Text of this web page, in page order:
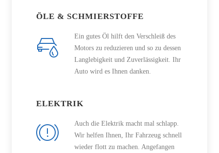
ÖLE & SCHMIERSTOFFE
Ein gutes Öl hilft den Verschleiß des
Motors zu reduzieren und so zu dessen
Langlebigkeit und Zuverlässigkeit. Ihr
Auto wird es Ihnen danken.
ELEKTRIK
Auch die Elektrik macht mal schlapp.
Wir helfen Ihnen, Ihr Fahrzeug schnell
wieder flott zu machen. Angefangen